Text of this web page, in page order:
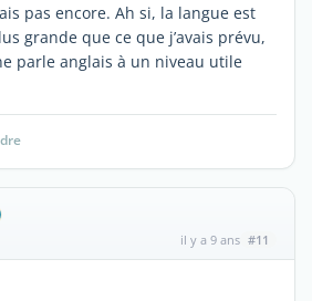
pas encore. Ah si, la langue est
grande que ce que j’avais prévu,
parle anglais à un niveau utile
il y a 9 ans #11